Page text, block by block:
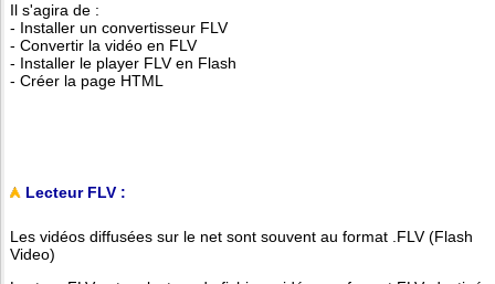
Il s'agira de :
- Installer un convertisseur FLV
- Convertir la vidéo en FLV
- Installer le player FLV en Flash
- Créer la page HTML
Lecteur FLV :
Les vidéos diffusées sur le net sont souvent au format .FLV (Flash
Video)